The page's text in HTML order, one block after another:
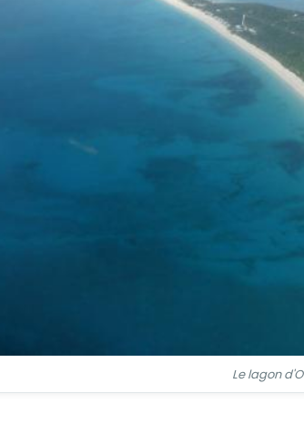
Le lagon